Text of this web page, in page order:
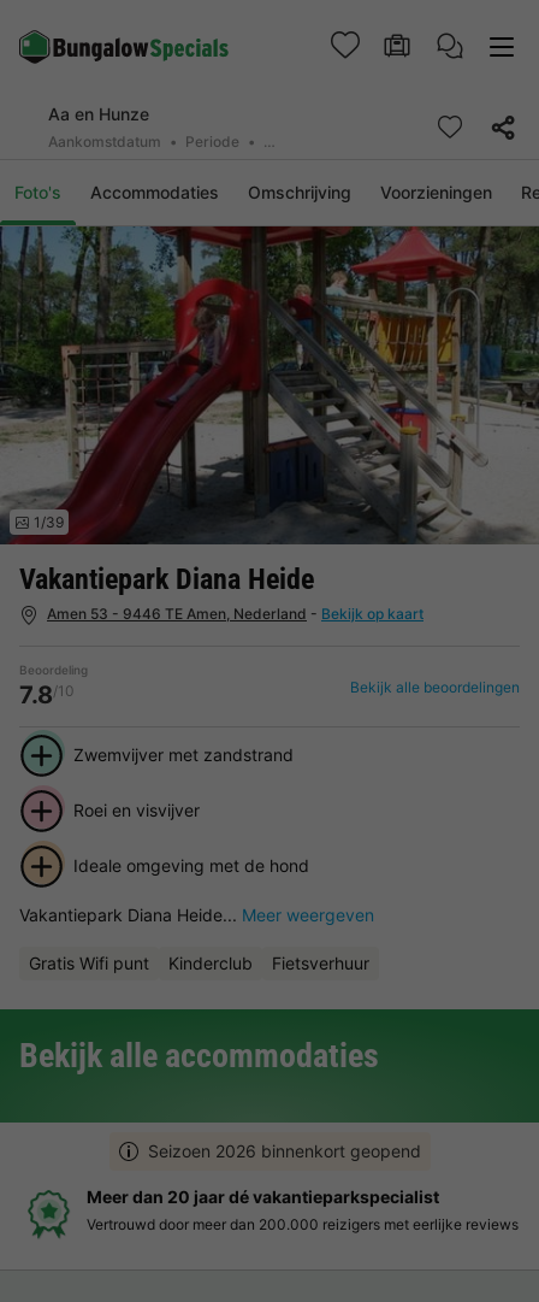
Aa en Hunze
Aankomstdatum Periode 2 personen, 0 huisdier
Foto's Accommodaties Omschrijving Voorzieningen
Vakantiepark Diana Heide
Amen 53 - 9446 TE Amen, Nederland - Bekijk op kaart
1/39
Beoordeling
7.8/10 Bekijk alle beoordelingen
Zwemvijver met zandstrand
Roei en visvijver
Ideale omgeving met de hond
Vakantiepark Diana Heide... Meer weergeven
Gratis Wifi punt Kinderclub Fietsverhuur
Bekijk alle accommodaties
Seizoen 2026 binnenkort geopend
Boek eenvoudig en zonder stress
Duidelijke prijzen, moeiteloos boeken en veilige